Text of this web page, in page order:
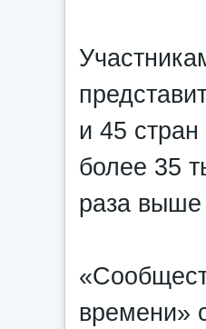
и 45
более 35
раза выше
времени»